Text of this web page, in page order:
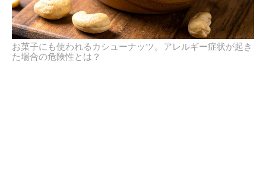
お菓子にも使われるカシューナッツ。アレルギー症状が起き
た場合の危険性とは？